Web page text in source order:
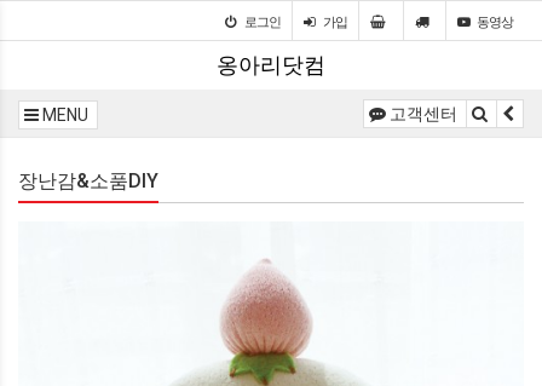
로그인 가입 동영상
옹아리닷컴
MENU 고객센터
장난감&소품DIY